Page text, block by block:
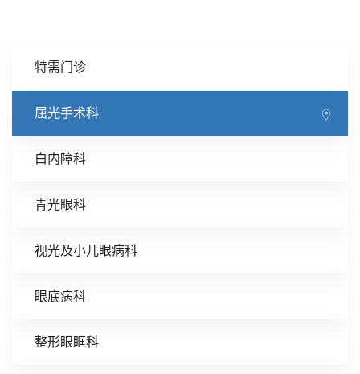
特需门诊
屈光手术科
白内障科
青光眼科
视光及小儿眼病科
眼底病科
整形眼眶科